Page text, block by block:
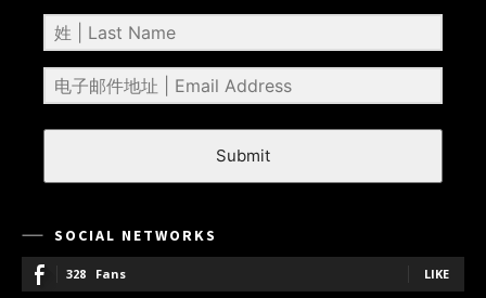
Submit
SOCIAL NETWORKS
328 Fans LIKE